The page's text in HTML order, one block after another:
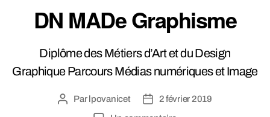
DN MADe Graphisme
Diplôme des Métiers d’Art et du Design
Graphique Parcours Médias numériques et Image
Auteur
Parlpovanicet
Date2 février 2019